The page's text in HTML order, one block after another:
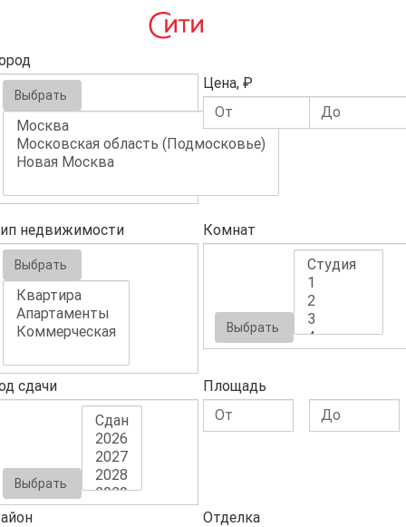
Выбрать
Цена, ₽
недвижимости
Выбрать
Комнат
Выбрать
сдачи
Выбрать
Площадь
Отделка